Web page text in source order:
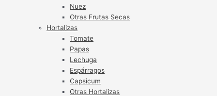
Nuez
Otras Frutas Secas
Hortalizas
Tomate
Papas
Lechuga
Espárragos
Capsicum
Otras Hortalizas